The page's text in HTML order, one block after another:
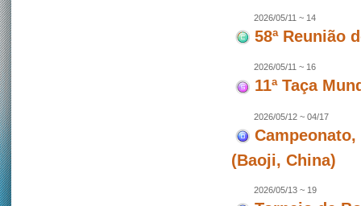
2026/05/11 ~ 14
58ª Reunião
2026/05/11 ~ 16
11ª Taça
2026/05/12 ~ 04/17
(Baoji, China)
2026/05/13 ~ 19